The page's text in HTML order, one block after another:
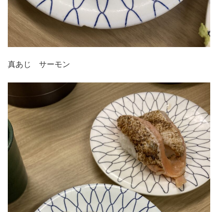
真あじ サーモン